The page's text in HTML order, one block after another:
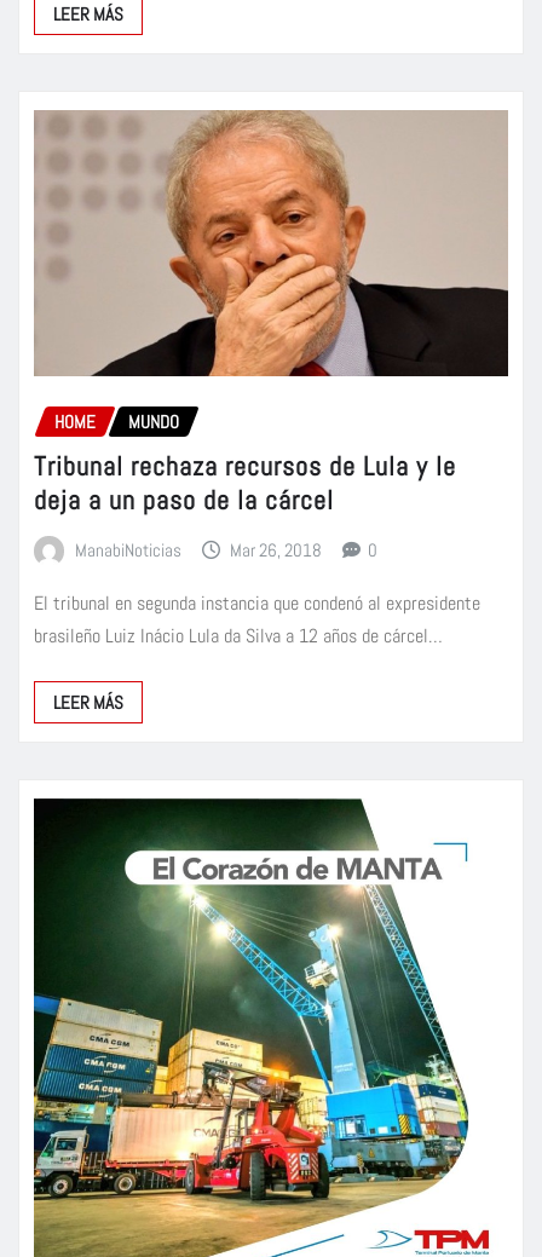
LEER MÁS
HOME MUNDO
Tribunal rechaza recursos de Lula y le
deja a un paso de la cárcel
ManabiNoticias Mar 26, 2018 0
El tribunal en segunda instancia que condenó al expresidente
brasileño Luiz Inácio Lula da Silva a 12 años de cárcel…
LEER MÁS